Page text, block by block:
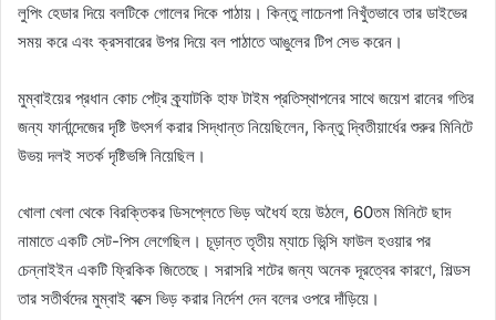
লুপিং হেডার দিয়ে বলটিকে গোলের দিকে পাঠায়। কিন্তু লাচেনপা নিখুঁতভাবে তার ডাইভের
সময় করে এবং ক্রসবারের উপর দিয়ে বল পাঠাতে আঙুলের টিপ সেভ করেন।
মুম্বাইয়ের প্রধান কোচ পেট্র ক্র্যাটকি হাফ টাইম প্রতিস্থাপনের সাথে জয়েশ রানের গতির
জন্য ফার্নান্দেজের দৃষ্টি উৎসর্গ করার সিদ্ধান্ত নিয়েছিলেন, কিন্তু দ্বিতীয়ার্ধের শুরুর মিনিটে
উভয় দলই সতর্ক দৃষ্টিভঙ্গি নিয়েছিল।
খোলা খেলা থেকে বিরক্তিকর ডিসপ্লেতে ভিড় অধৈর্য হয়ে উঠলে, 60তম মিনিটে ছাদ
নামাতে একটি সেট-পিস লেগেছিল। চূড়ান্ত তৃতীয় ম্যাচে ভিন্সি ফাউল হওয়ার পর
চেন্নাইইন একটি ফ্রিকিক জিতেছে। সরাসরি শটের জন্য অনেক দূরত্বের কারণে, শিল্ডস
তার সতীর্থদের মুম্বাই বক্সে ভিড় করার নির্দেশ দেন বলের ওপরে দাঁড়িয়ে।